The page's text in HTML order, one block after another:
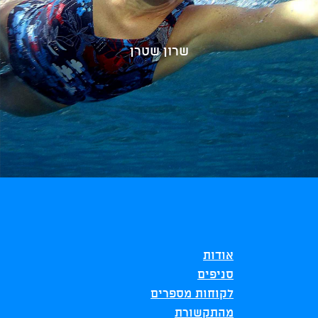
שרון שטרן
אודות
סניפים
לקוחות מספרים
מהתקשורת